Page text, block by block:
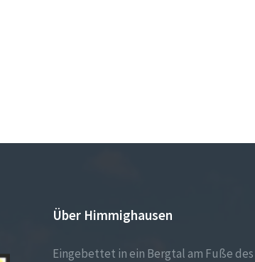
Über Himmighausen
Eingebettet in ein Bergtal am Fuße des